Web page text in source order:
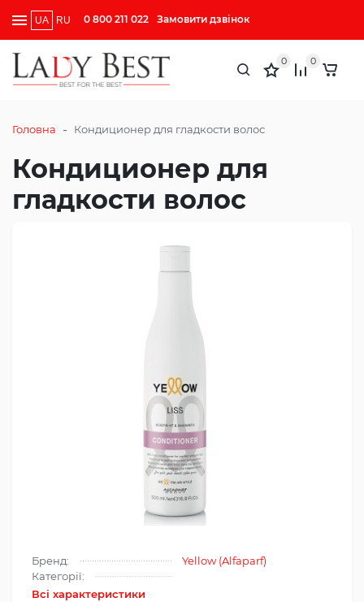
UA RU 0 800 211 022 Замовити дзвінок
0 0
Головна - Кондиционер для гладкости волос
Кондиционер для
гладкости волос
Бренд:
Yellow (Alfaparf)
Категорії:
Всі характеристики